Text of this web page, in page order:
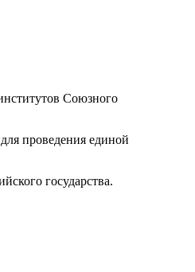
Союзного
проведения единой
государства.